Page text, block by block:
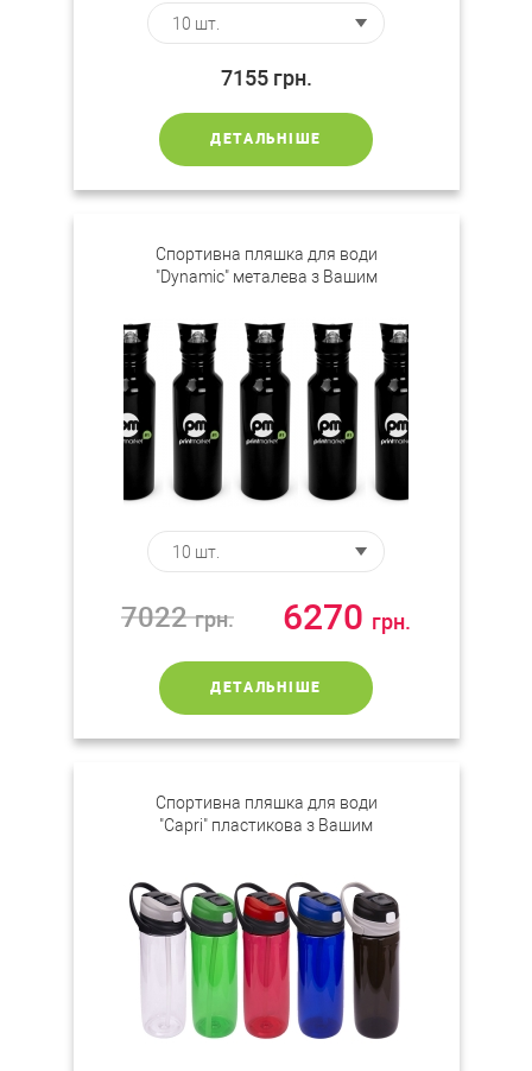
7155 грн.
ДЕТАЛЬНІШЕ
Спортивна пляшка для води
"Dynamic" металева з Вашим
7022грн. 6270 грн.
ДЕТАЛЬНІШЕ
Спортивна пляшка для води
"Сapri" пластикова з Вашим